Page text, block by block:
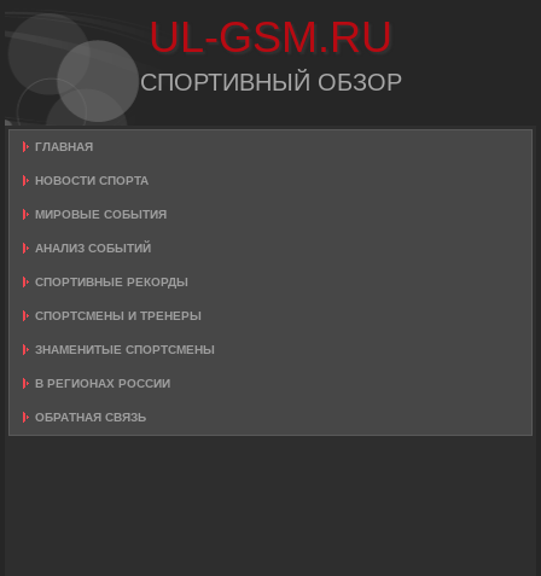
UL-GSM.RU
СПОРТИВНЫЙ ОБЗОР
ГЛАВНАЯ
НОВОСТИ СПОРТА
МИРОВЫЕ СОБЫТИЯ
АНАЛИЗ СОБЫТИЙ
СПОРТИВНЫЕ РЕКОРДЫ
СПОРТСМЕНЫ И ТРЕНЕРЫ
ЗНАМЕНИТЫЕ СПОРТСМЕНЫ
В РЕГИОНАХ РОССИИ
ОБРАТНАЯ СВЯЗЬ